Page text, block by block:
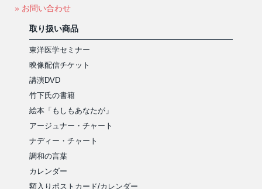
» お問い合わせ
取り扱い商品
東洋医学セミナー
映像配信チケット
講演DVD
竹下氏の書籍
絵本「もしもあなたが」
アージュナー・チャート
ナディー・チャート
調和の言葉
カレンダー
額入りポストカード/カレンダー